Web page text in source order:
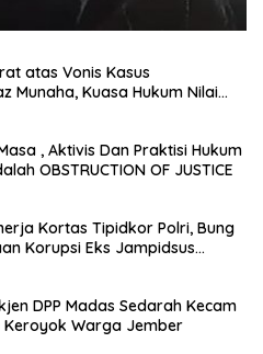
atas Vonis Kasus
Munaha, Kuasa Hukum Nilai
, Aktivis Dan Praktisi Hukum
OBSTRUCTION OF JUSTICE
Kortas Tipidkor Polri, Bung
Korupsi Eks Jampidsus
Keras Oknum Ormas Sakera Keroyok Warga Jember